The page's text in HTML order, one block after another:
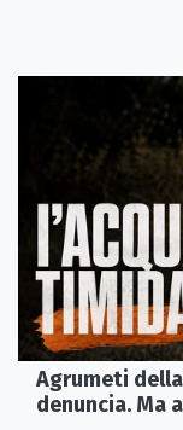
Agrumeti
denuncia. Ma